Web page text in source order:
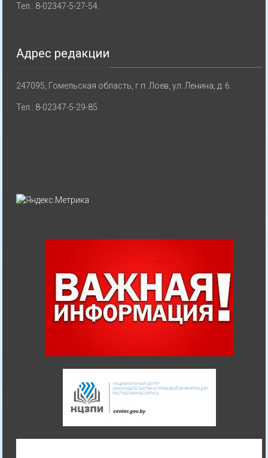
Тел.: 8-02347-5-27-54.
Адрес редакции
247095, Гомельская область, г.п. Лоев, ул. Ленина, д. 6.
Тел.: 8-02347-5-29-85.